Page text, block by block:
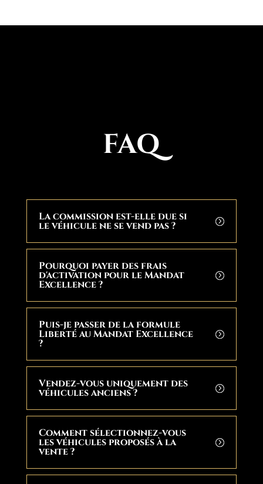
FAQ
La commission est-elle due si
le véhicule ne se vend pas ?
Pourquoi payer des frais
d'activation pour le Mandat
Excellence ?
Puis-je passer de la formule
Liberté au Mandat Excellence
?
Vendez-vous uniquement des
véhicules anciens ?
Comment sélectionnez-vous
les véhicules proposés à la
vente ?